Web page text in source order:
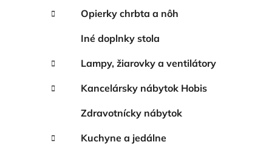
Opierky chrbta a nôh
Iné doplnky stola
Lampy, žiarovky a ventilátory
Kancelársky nábytok Hobis
Zdravotnícky nábytok
Kuchyne a jedálne